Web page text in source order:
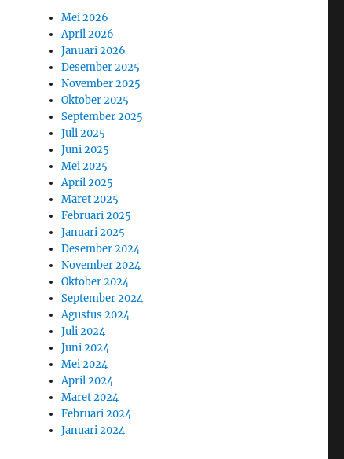
Mei 2026
April 2026
Januari 2026
Desember 2025
November 2025
Oktober 2025
September 2025
Juli 2025
Juni 2025
Mei 2025
April 2025
Maret 2025
Februari 2025
Januari 2025
Desember 2024
November 2024
Oktober 2024
September 2024
Agustus 2024
Juli 2024
Juni 2024
Mei 2024
April 2024
Maret 2024
Februari 2024
Januari 2024